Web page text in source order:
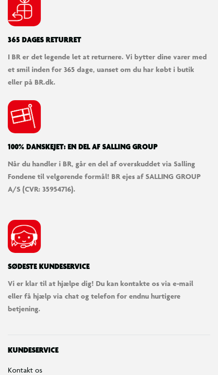
Type: Metallic farveblyanter
Velegnet til: farvelægning, illustration, kreative
projekter og dekorative detaljer
Målgruppe: voksne, kunstnere, designere og kreative
365 DAGES RETURRET
I BR er det legende let at returnere. Vi bytter dine varer med
et smil inden for 365 dage, uanset om du har købt i butik
eller på BR.dk.
100% DANSKEJET: EN DEL AF SALLING GROUP
Når du handler i BR, går en del af overskuddet via Salling
Fondene til velgørende formål! BR ejes af SALLING GROUP
A/S (CVR: 35954716).
SØDESTE KUNDESERVICE
Vi er klar til at hjælpe dig! Du kan kontakte os via e-mail
eller få hjælp via chat og telefon for endnu hurtigere
betjening.
KUNDESERVICE
Kontakt os